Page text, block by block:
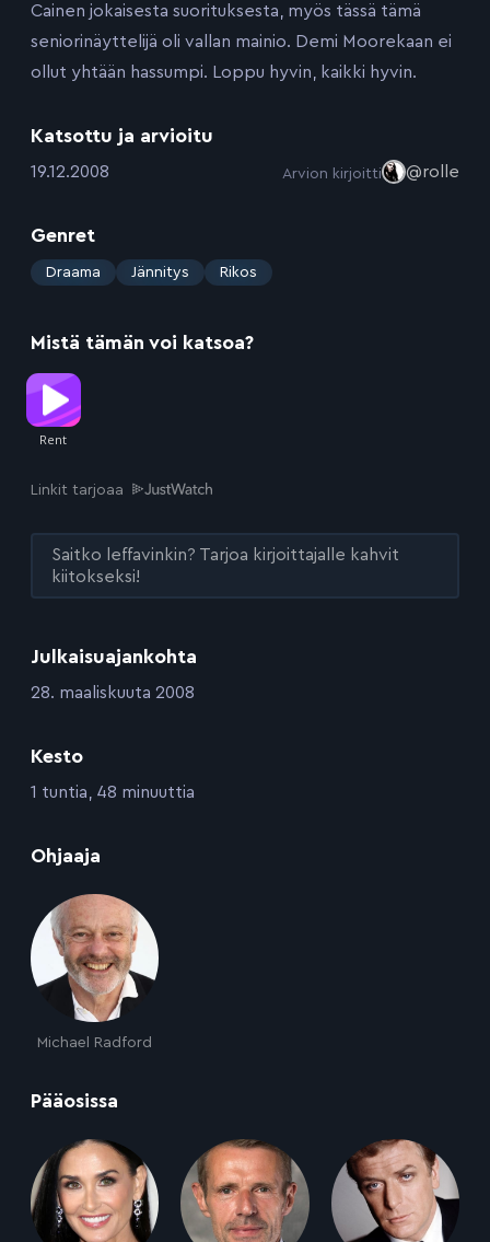
Julkaisuajankohta
:28. maaliskuuta 2008
Kesto
:1 tuntia, 48 minuuttia
Ohjaaja
Michael Radford
Pääosissa
Cainen jokaisesta suorituksesta, myös tässä tämä
seniorinäyttelijä oli vallan mainio. Demi Moorekaan ei
ollut yhtään hassumpi. Loppu hyvin, kaikki hyvin.
Katsottu ja arvioitu
:19.12.2008 Arvion kirjoitti @rolle
Genret
: Draama Jännitys Rikos
Mistä tämän voi katsoa?
Linkit tarjoaa
Saitko leffavinkin? Tarjoa kirjoittajalle kahvit
kiitokseksi!